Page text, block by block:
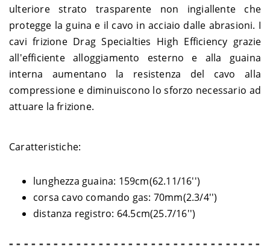
Harley-
Davidson
TOURING
1450 i.e. Road King FLHRI –
FBW
2004-
2006
Harley-
Davidson
TOURING
1450 i.e. Street Glide FLHXI –
KBW
Harley-
TOURING 1450 Road King FLHR – FDV
1999-
2003
ulteriore strato trasparente non ingiallente che
protegge la guina e il cavo in acciaio dalle abrasioni. I
cavi frizione Drag Specialties High Efficiency grazie
all'efficiente alloggiamento esterno e alla guaina
interna aumentano la resistenza del cavo alla
compressione e diminuiscono lo sforzo necessario ad
attuare la frizione.
Caratteristiche:
lunghezza guaina: 159cm(62.11/16'')
corsa cavo comando gas: 70mm(2.3/4'')
distanza registro: 64.5cm(25.7/16'')
- - - - - - - - - - - - - - - - - - - - - - - - - - - - - - - - - -